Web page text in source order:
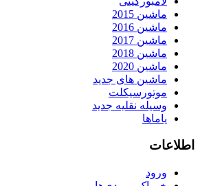
ماشین 2015
ماشین 2016
ماشین 2017
ماشین 2018
ماشین 2020
ماشین های جدید
موتورسیکلت
وسیله نقلیه جدید
یاماها
اطلاعات
ورود